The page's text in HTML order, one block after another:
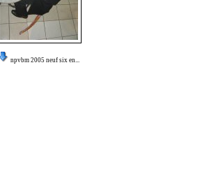
npvbm 2005 neuf six en...